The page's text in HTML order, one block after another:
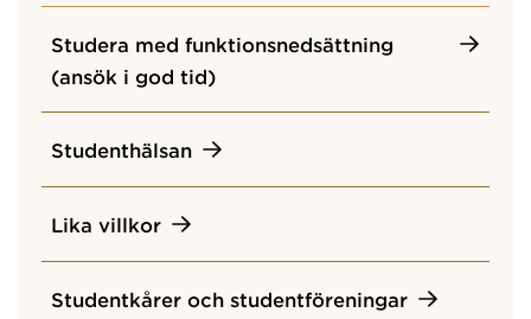
Studera med funktionsnedsättning
(ansök i god tid)
Studenthälsan
Lika villkor
Studentkårer och studentföreningar